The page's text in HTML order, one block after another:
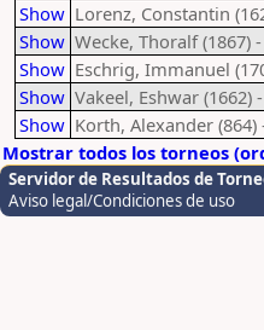
Show Lorenz, Constantin
Show Wecke, Thoralf (1867)
Show Eschrig, Immanuel
Show Vakeel, Eshwar (1662)
Show Korth, Alexander (864)
Mostrar todos los torneos
Servidor de Resultados de
Aviso legal/Condiciones de uso